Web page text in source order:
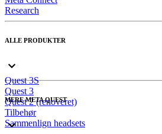
Research
ALLE PRODUKTER
Quest 3S
Quest 3
Quest 2 (renoveret)
Tilbehør
Sammenlign headsets
MERE META QUEST